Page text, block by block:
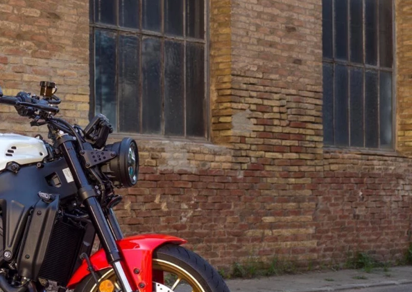
(Low)
A2
Tenere
700
35kW
Tenere
700
Rally
A2
Tenere
A
Tenere
700
World
Raid
A1
WR125R